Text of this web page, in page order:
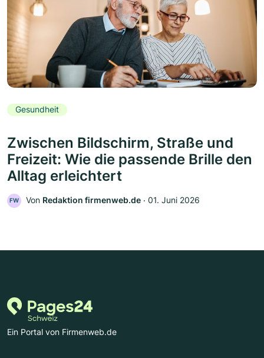
Gesundheit
Zwischen Bildschirm, Straße und
Freizeit: Wie die passende Brille den
Alltag erleichtert
FW Von Redaktion firmenweb.de ‧ 01. Juni 2026
Ein Portal von Firmenweb.de